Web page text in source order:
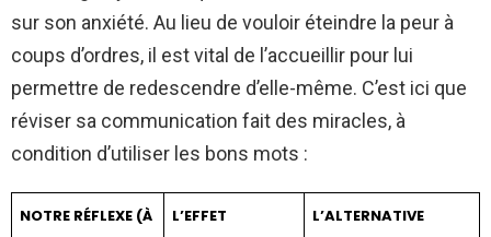
sur son anxiété. Au lieu de vouloir éteindre la peur à
coups d’ordres, il est vital de l’accueillir pour lui
permettre de redescendre d’elle-même. C’est ici que
réviser sa communication fait des miracles, à
condition d’utiliser les bons mots :
NOTRE RÉFLEXE (À
L’EFFET
L’ALTERNATIVE